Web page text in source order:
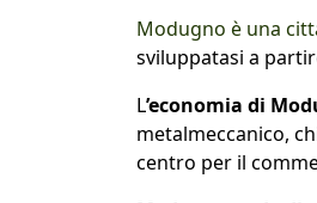
Modugno è una
sviluppatasi a
L’economia di
metalmeccanico,
centro per il